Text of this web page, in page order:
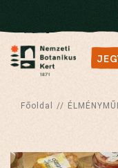
Főoldal //